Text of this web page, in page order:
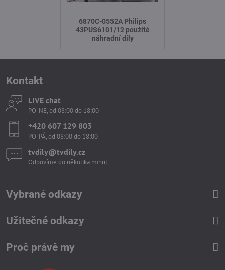
6870C-0552A Philips
43PUS6101/12 použité
náhradní díly
Kontakt
LIVE chat
PO-NE, od 08:00 do 18:00
+420 607 129 803
PO-PÁ, od 08:00 do 18:00
tvdily​@tvdily​.cz
Odpovíme do několika minut.
Vybrané odkazy
Užitečné odkazy
Proč právě my